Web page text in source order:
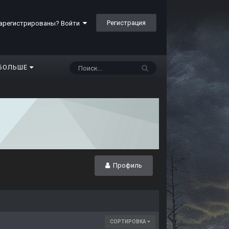
Войти Регистрация
Профиль
СОРТИРОВКА